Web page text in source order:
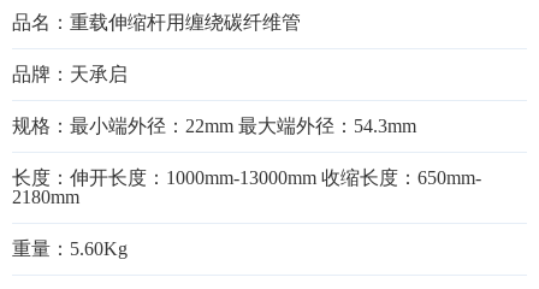
品名：重载伸缩杆用缠绕碳纤维管
品牌：天承启
规格：最小端外径：22mm 最大端外径：54.3mm
长度：伸开长度：1000mm-13000mm 收缩长度：650mm-
2180mm
重量：5.60Kg